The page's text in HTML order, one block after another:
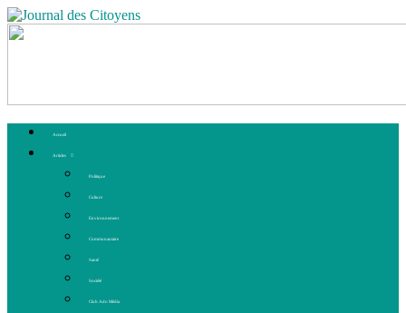
Accueil
Articles
Politique
Culture
Environnement
Communautaire
Santé
Société
Club Ado Média